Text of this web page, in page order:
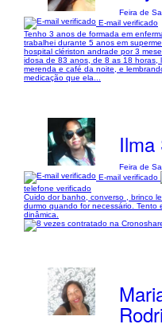
Feira de
E-mail verificado
Tenho 3 anos de formada em
trabalhei durante 5 anos em
hospital clériston andrade por 3
idosa de 83 anos, de 8 as 18 horas,
merenda e café da noite, e
medicação que ela...
Ilma
Feira de
E-mail verificado
telefone verificado
Cuido dor banho, converso , brinco
durmo quando for necessário. Tento
dinâmica.